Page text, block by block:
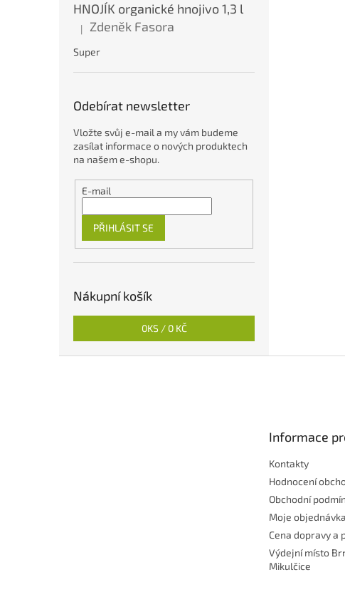
HNOJÍK organické hnojivo 1,3 l
Hodnocení produktu je 5 z 5 hvězdiček.
| Zdeněk Fasora
Super
Odebírat newsletter
Vložte svůj e-mail a my vám budeme
zasílat informace o nových produktech
na našem e-shopu.
E-mail
PŘIHLÁSIT SE
Nákupní košík
0KS / 0 KČ
Informace
Kontakty
Hodnocení
Obchodní
Moje objednávka
Cena dopravy a
Výdejní místo
Mikulčice